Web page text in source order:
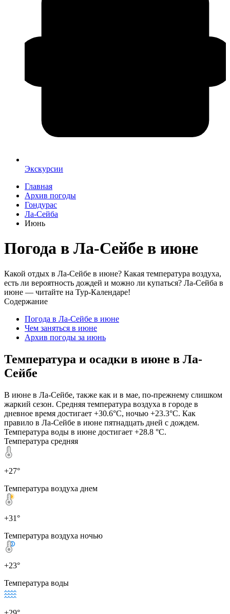
Экскурсии
Главная
Архив погоды
Гондурас
Ла-Сейба
Июнь
Погода в Ла-Сейбе в июне
Какой отдых в Ла-Сейбе в июне? Какая температура воздуха,
есть ли вероятность дождей и можно ли купаться? Ла-Сейба в
июне — читайте на Тур-Календаре!
Содержание
Погода в Ла-Сейбе в июне
Чем заняться в июне
Архив погоды за июнь
Температура и осадки в июне в Ла-
Сейбе
В июне в Ла-Сейбе, также как и в мае, по-прежнему слишком
жаркий сезон. Средняя температура воздуха в городе в
дневное время достигает +30.6°C, ночью +23.3°C. Как
правило в Ла-Сейбе в июне пятнадцать дней с дождем.
Температура воды в июне достигает +28.8 °C.
Температура средняя
+27°
Температура воздуха днем
+31°
Температура воздуха ночью
+23°
Температура воды